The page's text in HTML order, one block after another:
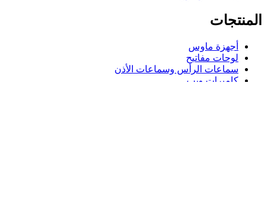
المنتجات
أجهزة ماوس
لوحات مفاتيح
سماعات الرأس وسماعات الأذن
كاميرات ويب